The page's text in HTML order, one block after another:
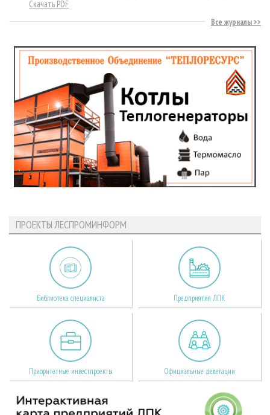
Скачать PDF
Все журналы
ПРОЕКТЫ ЛЕСПРОМИНФОРМ
Библиотека специалиста Предприятия ЛПК
Приоритетные инвестпроекты Официальные делегации